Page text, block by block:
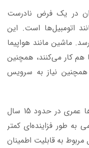
در یک فرض نادرست
اتومبیل‌ها است. این
ماشین مانند هواپیما
کار می‌کنند، همچنین
نیاز به سرویس
بسته به عوامل بسیاری، بیشتر خودروها عمری در حدود 15 سال
به طور فزاینده‌ای کمتر
به قابلیت اطمینان